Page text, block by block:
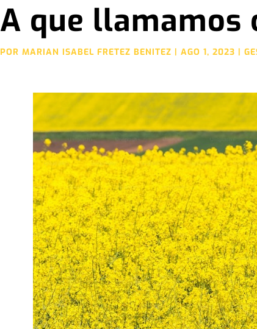
A que llamamos
PORMARIAN ISABEL FRETEZ BENITEZ |AGO 1, 2023 |